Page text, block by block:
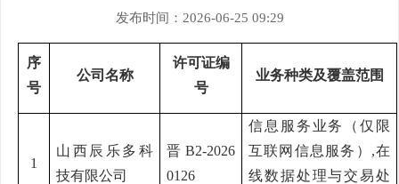
发布时间：2026-06-25 09:29
序
号
公司名称
许可证编
号
业务种类及覆盖范围
1
山西辰乐多科
技有限公司
晋 B2-2026
0126
信息服务业务（仅限
互联网信息服务） ,在
线数据处理与交易处